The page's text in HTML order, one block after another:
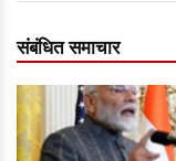
संबंधित समाचार